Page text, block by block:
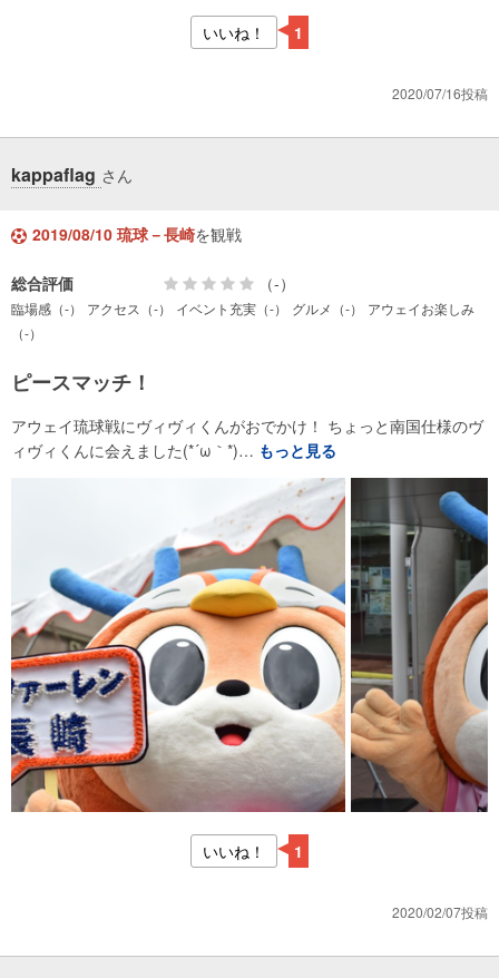
いいね！
1
2020/07/16投稿
kappaflag さん
2019/08/10 琉球－長崎を観戦
総合評価 （-）
臨場感（-） アクセス（-） イベント充実（-） グルメ（-）
アウェイお楽しみ
（-）
ピースマッチ！
アウェイ琉球戦にヴィヴィくんがおでかけ！ ちょっと南国仕様のヴ
ィヴィくんに会えました(*´ω｀*)… もっと見る
いいね！ 1
2020/02/07投稿